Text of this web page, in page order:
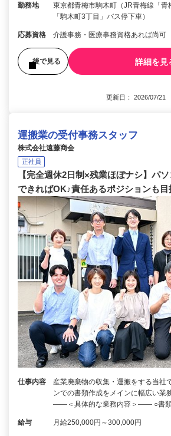
勤務地
東京都青梅市駒木町（JR青梅線「青
「駒木町3丁目」バス停下車）
応募資格 介護事務・医療事務資格あれば尚可
後で見る 詳細を見
更新日： 2026/07/
運搬業の受付事務スタッフ
株式会社遠藤商会
正社員
【完全週休2日制×残業ほぼナシ】パ
できればOK♪責任あるポジションも目
仕事内容
産業廃棄物の収集・運搬をする当社
ンでの書類作成をメインに幅広い業
――＜具体的な業務内容＞―― ○書
給与 月給250,000円～300,000円